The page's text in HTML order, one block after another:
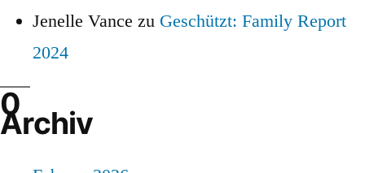
Jenelle Vance zu Geschützt: Family Report
2024
Archiv